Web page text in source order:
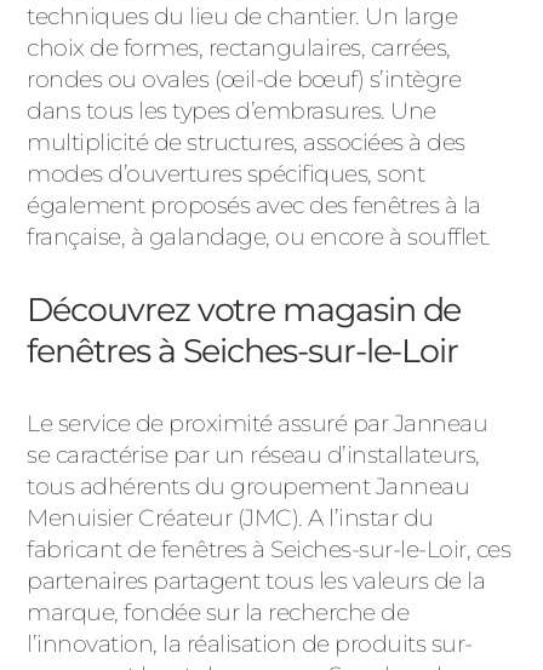
techniques du lieu de chantier. Un large
choix de formes, rectangulaires, carrées,
rondes ou ovales (œil-de bœuf) s’intègre
dans tous les types d’embrasures. Une
multiplicité de structures, associées à des
modes d’ouvertures spécifiques, sont
également proposés avec des fenêtres à la
française, à galandage, ou encore à soufflet.
Découvrez votre magasin de
fenêtres à Seiches-sur-le-Loir
Le service de proximité assuré par Janneau
se caractérise par un réseau d’installateurs,
tous adhérents du groupement Janneau
Menuisier Créateur (JMC). A l’instar du
fabricant de fenêtres à Seiches-sur-le-Loir, ces
partenaires partagent tous les valeurs de la
marque, fondée sur la recherche de
l’innovation, la réalisation de produits sur-